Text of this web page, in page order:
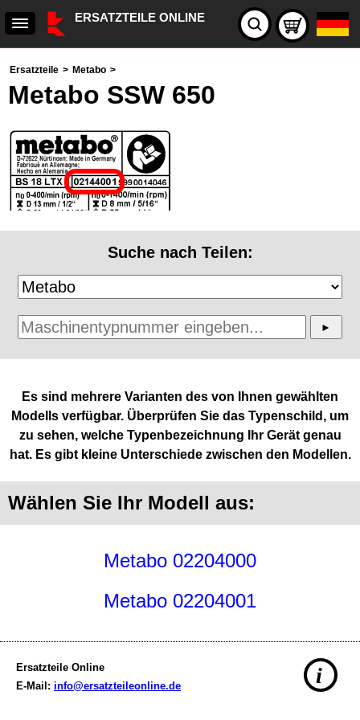
ERSATZTEILE ONLINE
Ersatzteile > Metabo >
Metabo SSW 650
Suche nach Teilen:
Es sind mehrere Varianten des von Ihnen gewählten
Modells verfügbar. Überprüfen Sie das Typenschild, um
zu sehen, welche Typenbezeichnung Ihr Gerät genau
hat. Es gibt kleine Unterschiede zwischen den Modellen.
Wählen Sie Ihr Modell aus:
Metabo 02204000
Metabo 02204001
Ersatzteile Online
E-Mail: info@ersatzteileonline.de i